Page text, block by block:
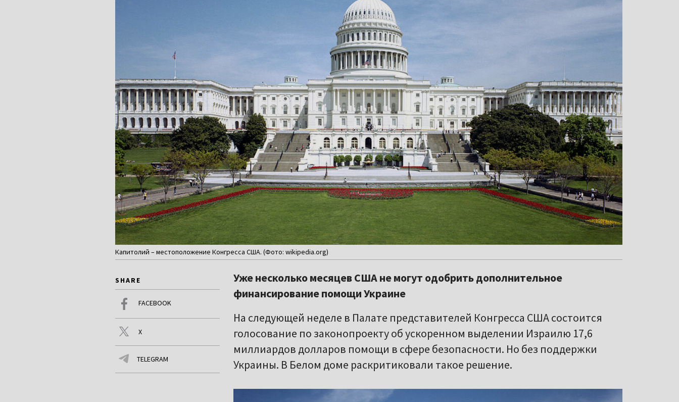
Капитолий – местоположение Конгресса США. (Фото: wikipedia.org)
SHARE
FACEBOOK
X
TELEGRAM
Уже несколько месяцев США не могут одобрить дополнительное
финансирование помощи Украине
На следующей неделе в Палате представителей Конгресса США состоится
голосование по законопроекту об ускоренном выделении Израилю 17,6
миллиардов долларов помощи в сфере безопасности. Но без поддержки
Украины. В Белом доме раскритиковали такое решение.